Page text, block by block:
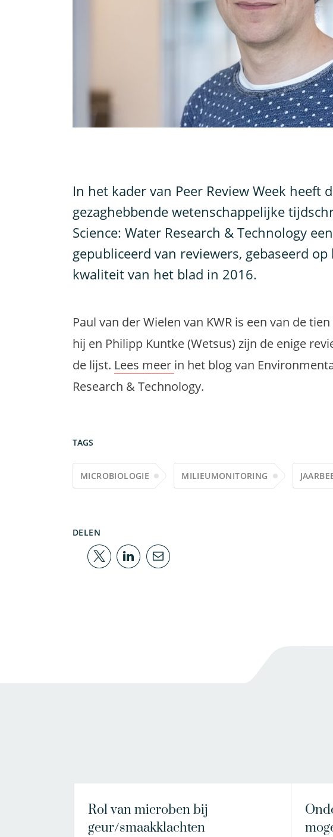
In het kader van Peer Review Week heeft
gezaghebbende wetenschappelijke
Science: Water Research & Technology
gepubliceerd van reviewers, gebaseerd
kwaliteit van het blad in 2016.
Paul van der Wielen van KWR is een van de
hij en Philipp Kuntke (Wetsus) zijn de enige
de lijst. Lees meer in het blog van
Research & Technology.
TAGS
MICROBIOLOGIE MILIEUMONITORING
DELEN
Rol van microben bij
geur/smaakklachten